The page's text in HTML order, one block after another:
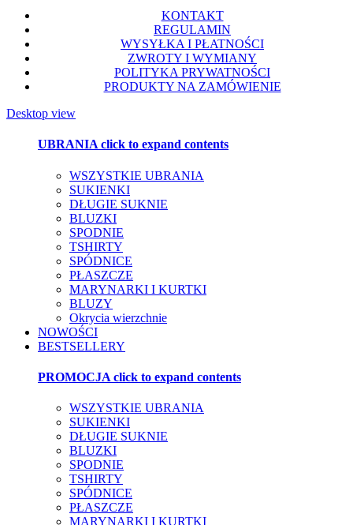
KONTAKT
REGULAMIN
WYSYŁKA I PŁATNOŚCI
ZWROTY I WYMIANY
POLITYKA PRYWATNOŚCI
PRODUKTY NA ZAMÓWIENIE
Desktop view
UBRANIAclick to expand contents
WSZYSTKIE UBRANIA
SUKIENKI
DŁUGIE SUKNIE
BLUZKI
SPODNIE
TSHIRTY
SPÓDNICE
PŁASZCZE
MARYNARKI I KURTKI
BLUZY
Okrycia wierzchnie
NOWOŚCI
BESTSELLERY
PROMOCJA click to expand contents
WSZYSTKIE UBRANIA
SUKIENKI
DŁUGIE SUKNIE
BLUZKI
SPODNIE
TSHIRTY
SPÓDNICE
PŁASZCZE
MARYNARKI I KURTKI